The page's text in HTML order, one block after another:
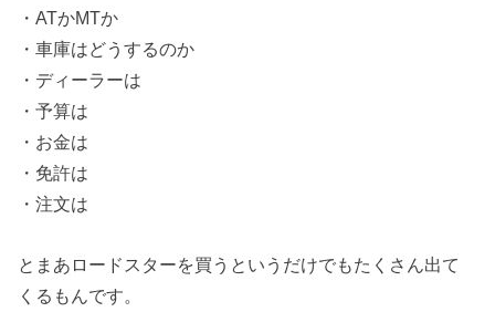
・ATかMTか
・車庫はどうするのか
・ディーラーは
・予算は
・お金は
・免許は
・注文は
とまあロードスターを買うというだけでもたくさん出て
くるもんです。